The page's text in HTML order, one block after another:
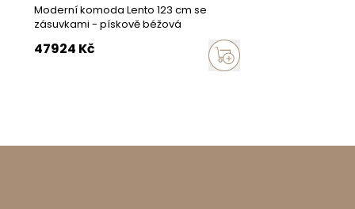
Montáž
Moderní komoda Lento 123 cm se
zásuvkami - pískově béžová
47924 Kč